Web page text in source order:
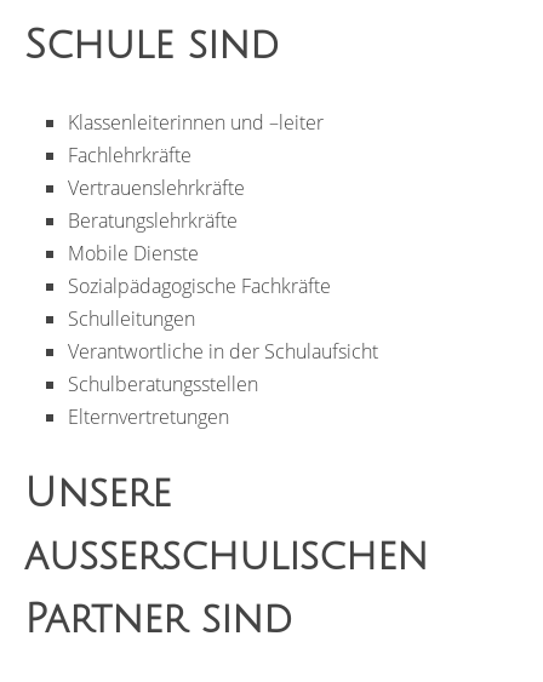
Schule sind
Klassenleiterinnen und –leiter
Fachlehrkräfte
Vertrauenslehrkräfte
Beratungslehrkräfte
Mobile Dienste
Sozialpädagogische Fachkräfte
Schulleitungen
Verantwortliche in der Schulaufsicht
Schulberatungsstellen
Elternvertretungen
Unsere
außerschulischen
Partner sind